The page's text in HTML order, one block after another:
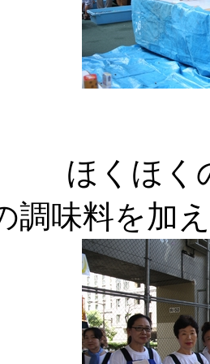
ほくほく
調味料を加